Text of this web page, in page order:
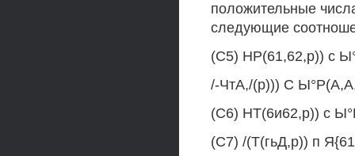
положительные
следующие
(С5) НР(61,62,р)) с
/-ЧтА,/(р))) С
(С6) НТ(6и62,р)) с
(С7) /(Т(гьД,р)) п